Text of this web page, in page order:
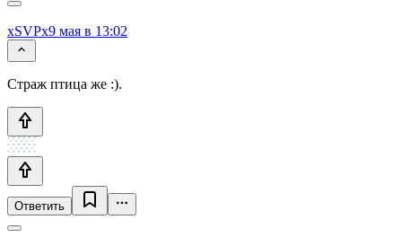
xSVPx9 мая в 13:02
Страж птица же :).
Ответить